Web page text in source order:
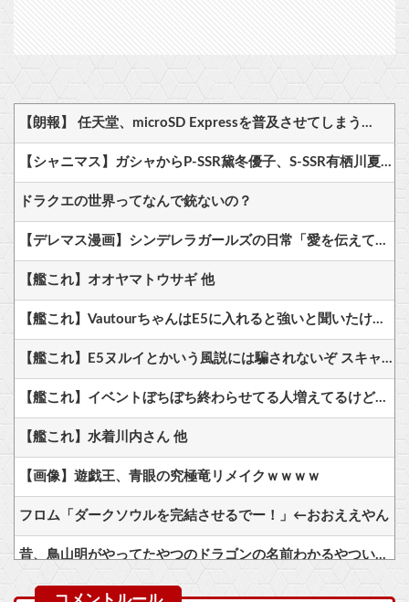
【朗報】 任天堂、microSD Expressを普及させてしまう…
【シャニマス】ガシャからP-SSR黛冬優子、S-SSR有栖川夏葉が登場！イベントS-SR福丸小糸！
ドラクエの世界ってなんで銃ないの？
【デレマス漫画】シンデレラガールズの日常「愛を伝えて♡」を公開
【艦これ】オオヤマトウサギ 他
【艦これ】VautourちゃんはE5に入れると強いと聞いたけど どれくらいつよいのかしら
【艦これ】E5ヌルイとかいう風説には騙されないぞ スキャンプくらいヌルイのなら考える
【艦これ】イベントぼちぼち終わらせてる人増えてるけど、終わったらみんな何してる？
【艦これ】水着川内さん 他
【画像】遊戯王、青眼の究極竜リメイクｗｗｗｗ
フロム「ダークソウルを完結させるでー！」←おおええやん
昔、鳥山明がやってたやつのドラゴンの名前わかるやついる？
【画像】手塚の必殺技、卑怯すぎるｗｗ